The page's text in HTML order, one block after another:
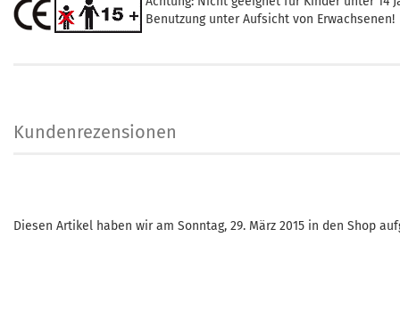
Benutzung unter Aufsicht von Erwachsenen!
Kundenrezensionen
Diesen Artikel haben wir am Sonntag, 29. März 2015 in den Shop